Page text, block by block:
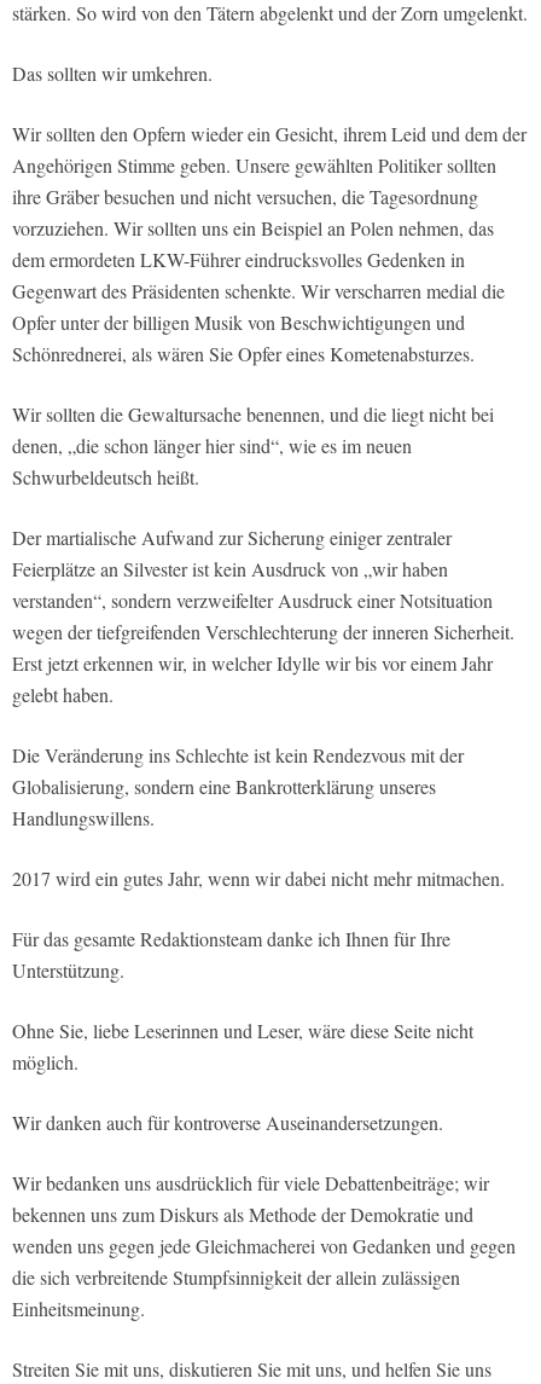
stärken. So wird von den Tätern abgelenkt und der Zorn umgelenkt.
Das sollten wir umkehren.
Wir sollten den Opfern wieder ein Gesicht, ihrem Leid und dem der
Angehörigen Stimme geben. Unsere gewählten Politiker sollten
ihre Gräber besuchen und nicht versuchen, die Tagesordnung
vorzuziehen. Wir sollten uns ein Beispiel an Polen nehmen, das
dem ermordeten LKW-Führer eindrucksvolles Gedenken in
Gegenwart des Präsidenten schenkte. Wir verscharren medial die
Opfer unter der billigen Musik von Beschwichtigungen und
Schönrednerei, als wären Sie Opfer eines Kometenabsturzes.
Wir sollten die Gewaltursache benennen, und die liegt nicht bei
denen, „die schon länger hier sind“, wie es im neuen
Schwurbeldeutsch heißt.
Der martialische Aufwand zur Sicherung einiger zentraler
Feierplätze an Silvester ist kein Ausdruck von „wir haben
verstanden“, sondern verzweifelter Ausdruck einer Notsituation
wegen der tiefgreifenden Verschlechterung der inneren Sicherheit.
Erst jetzt erkennen wir, in welcher Idylle wir bis vor einem Jahr
gelebt haben.
Die Veränderung ins Schlechte ist kein Rendezvous mit der
Globalisierung, sondern eine Bankrotterklärung unseres
Handlungswillens.
2017 wird ein gutes Jahr, wenn wir dabei nicht mehr mitmachen.
Für das gesamte Redaktionsteam danke ich Ihnen für Ihre
Unterstützung.
Ohne Sie, liebe Leserinnen und Leser, wäre diese Seite nicht
möglich.
Wir danken auch für kontroverse Auseinandersetzungen.
Wir bedanken uns ausdrücklich für viele Debattenbeiträge; wir
bekennen uns zum Diskurs als Methode der Demokratie und
wenden uns gegen jede Gleichmacherei von Gedanken und gegen
die sich verbreitende Stumpfsinnigkeit der allein zulässigen
Einheitsmeinung.
Streiten Sie mit uns, diskutieren Sie mit uns, und helfen Sie uns